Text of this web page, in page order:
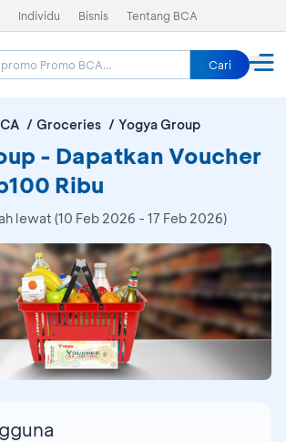
Individu Bisnis Tentang BCA
Cari
Groceries Yogya Group
- Dapatkan Voucher
Ribu
lewat (10 Feb 2026 - 17 Feb 2026)